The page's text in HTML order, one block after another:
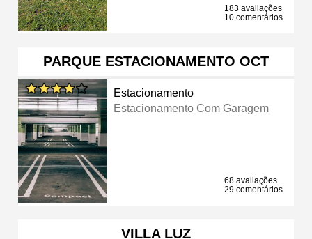
183 avaliações
10 comentários
PARQUE ESTACIONAMENTO OCT
Estacionamento
Estacionamento Com Garagem
68 avaliações
29 comentários
VILLA LUZ